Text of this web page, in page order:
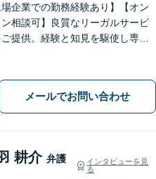
場企業での勤務経験あり】【オン
相談可】良質なリーガルサービ
提供。経験と知見を駆使し専門
します。今ある問題だけではな
派生的・将来的な問題予防にも対
します。
メールでお問い合わせ
耕介 弁護
インタビューを見
る